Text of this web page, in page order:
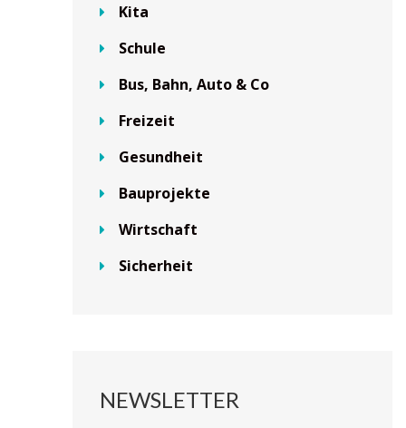
Kita
Schule
Bus, Bahn, Auto & Co
Freizeit
Gesundheit
Bauprojekte
Wirtschaft
Sicherheit
NEWSLETTER